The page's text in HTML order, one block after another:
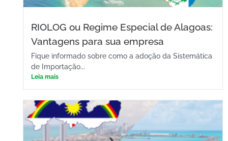
RIOLOG ou Regime Especial de Alagoas:
Vantagens para sua empresa
Fique informado sobre como a adoção da Sistemática
de Importação...
Leia mais